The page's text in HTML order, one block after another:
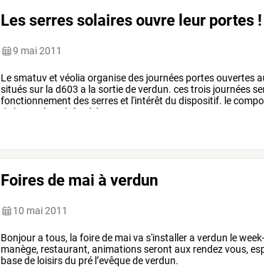
Les serres solaires ouvre leur portes !
9 mai 2011
Lesmatuvet véolia organisedes journées portesouvertes
situéssur la d603 a la sortiedeverdun. cestrois journées
fonctionnement desserreset l'intérêt du dispositif. le
de
boue récupérées à la station
Foires de mai à verdun
10 mai 2011
Bonjour a tous, la foire de mai va s'installer a verdun le
manège, restaurant, animations seront aux rendez vous,
base de loisirs du pré l’evêque de verdun.